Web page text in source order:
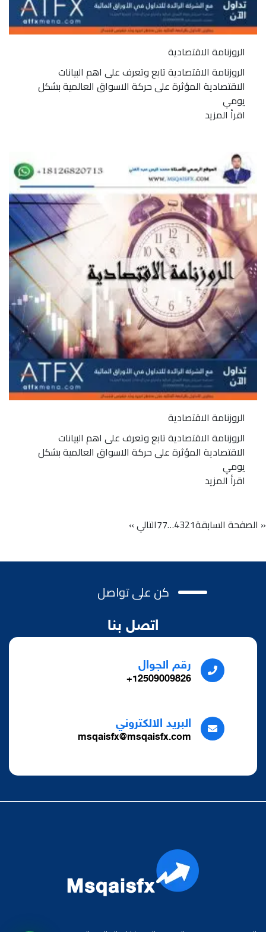
الروزنامة الاقتصادية
الروزنامة الاقتصادية تابع وتعرف على اهم البيانات
الاقتصادية المؤثرة على حركة الاسواق العالمية بشكل
يومي
اقرأ المزيد
الروزنامة الاقتصادية
الروزنامة الاقتصادية تابع وتعرف على اهم البيانات
الاقتصادية المؤثرة على حركة الاسواق العالمية بشكل
يومي
اقرأ المزيد
« الصفحة السابقة1
2
3
4
…
77التالي »
كن على تواصل
اتصل بنا
رقم الجوال
12509009826+
البريد الالكتروني
msqaisfx@msqaisfx.com